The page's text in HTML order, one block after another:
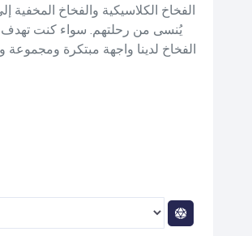
الفخاخ الكلاسيكية والفخاخ
يُنسى من رحلتهم. سواء كنت تهدف
الفخاخ لدينا واجهة مبتكرة